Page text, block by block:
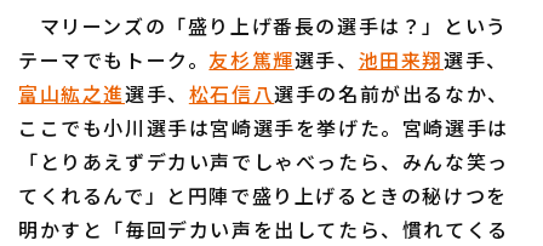
利用規約 プライバシーポリシー
マリーンズの「盛り上げ番長の選手は？」という
テーマでもトーク。友杉篤輝選手、 池田来翔選手、
富山紘之進選手、 松石信八選手の名前が出るなか、
ここでも小川選手は宮崎選手を挙げた。宮崎選手は
「とりあえずデカい声でしゃべったら、みんな笑っ
てくれるんで」と円陣で盛り上げるときの秘けつを
明かすと「毎回デカい声を出してたら、慣れてくる